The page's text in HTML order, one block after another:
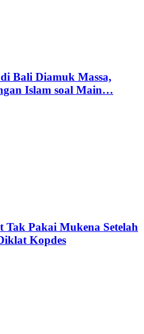
Bali Diamuk Massa,
Islam soal Main…
Tak Pakai Mukena Setelah
Kopdes